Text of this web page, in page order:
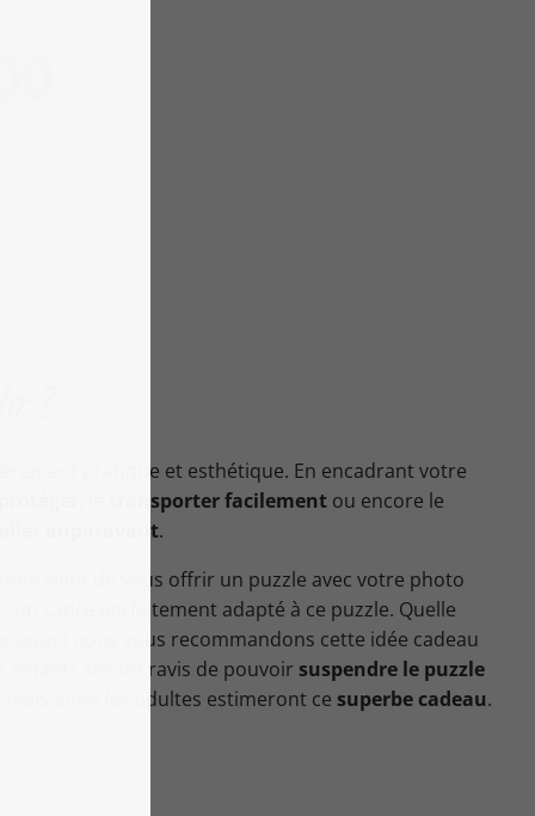
pratique et esthétique. En encadrant votre
transporter facilement ou encore le
auparavant.
vient de vous offrir un puzzle avec votre photo
un cadre parfaitement adapté à ce puzzle. Quelle
nous vous recommandons cette idée cadeau
enfants seront ravis de pouvoir suspendre le puzzle
aussi les adultes estimeront ce superbe cadeau.